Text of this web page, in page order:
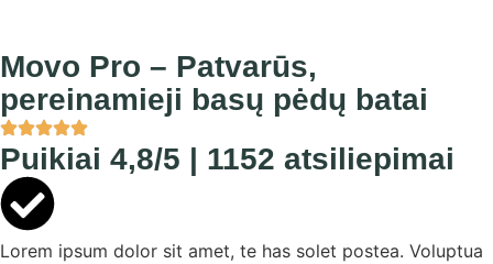
Movo Pro – Patvarūs,
pereinamieji basų pėdų batai
Puikiai 4,8/5 | 1152 atsiliepimai
Lorem ipsum dolor sit amet, te has solet postea. Voluptua